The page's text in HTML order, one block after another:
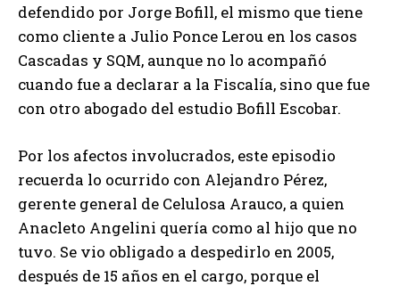
defendido por Jorge Bofill, el mismo que tiene
como cliente a Julio Ponce Lerou en los casos
Cascadas y SQM, aunque no lo acompañó
cuando fue a declarar a la Fiscalía, sino que fue
con otro abogado del estudio Bofill Escobar.
Por los afectos involucrados, este episodio
recuerda lo ocurrido con Alejandro Pérez,
gerente general de Celulosa Arauco, a quien
Anacleto Angelini quería como al hijo que no
tuvo. Se vio obligado a despedirlo en 2005,
después de 15 años en el cargo, porque el